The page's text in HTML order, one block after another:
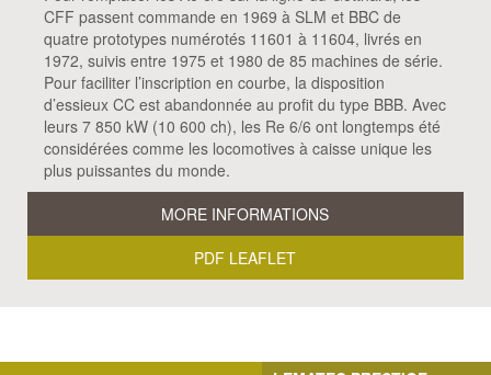
CFF passent commande en 1969 à SLM et BBC de
quatre prototypes numérotés 11601 à 11604, livrés en
1972, suivis entre 1975 et 1980 de 85 machines de série.
Pour faciliter l’inscription en courbe, la disposition
d’essieux CC est abandonnée au profit du type BBB. Avec
leurs 7 850 kW (10 600 ch), les Re 6/6 ont longtemps été
considérées comme les locomotives à caisse unique les
plus puissantes du monde.
MORE INFORMATIONS
PDF LEAFLET